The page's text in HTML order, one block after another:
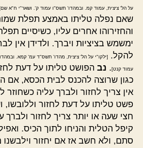
על הל' ציצית, עמוד קמ. ובמהדו' תשס"ו עמוד ק'. ושאר"י ח"א
שאם נפלה טליתו באמצע תפלת
והחזירוהו אחרים עליו, כשיסיים
ימשמש בציציות ויברך. ולדידן אין
להקל.
[ילקו"י על הל' ציצית, מהדו' תשס"ד עמ' קמא.
עמוד קנט]. נב הפושט טליתו על דעת
כגון שרוצה להכנס לבית הכסא, אם
אין צריך לחזור ולברך עליה
פשט טליתו על דעת לחזור וללובשו,
חצי שעה או יותר צריך לחזור ולברך
קיפל הטלית והניחו לתוך הכיס.
סתם, ולא חשב אז אם יחזור וילבשנו